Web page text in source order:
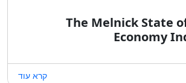
The Melnick State
Economy
קרא עוד